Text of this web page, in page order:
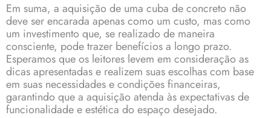
Em suma, a aquisição de uma cuba de concreto não
deve ser encarada apenas como um custo, mas como
um investimento que, se realizado de maneira
consciente, pode trazer benefícios a longo prazo.
Esperamos que os leitores levem em consideração as
dicas apresentadas e realizem suas escolhas com base
em suas necessidades e condições financeiras,
garantindo que a aquisição atenda às expectativas de
funcionalidade e estética do espaço desejado.